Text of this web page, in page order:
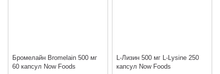
Бромелайн Bromelain 500 мг
60 капсул Now Foods
L-Лизин 500 мг L-Lysine 250
капсул Now Foods